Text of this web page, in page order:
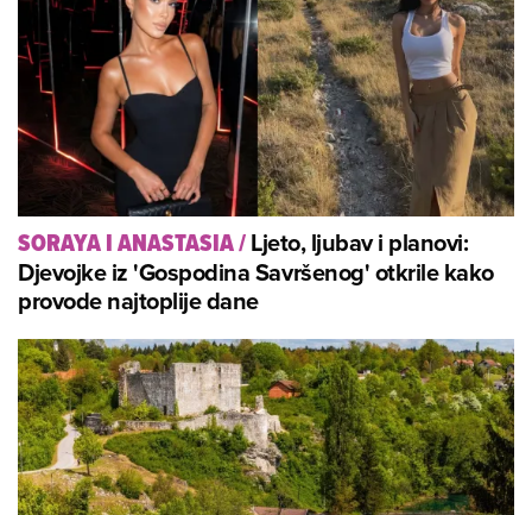
SORAYA I ANASTASIA/Ljeto, ljubav i planovi:
Djevojke iz 'Gospodina Savršenog' otkrile kako
provode najtoplije dane